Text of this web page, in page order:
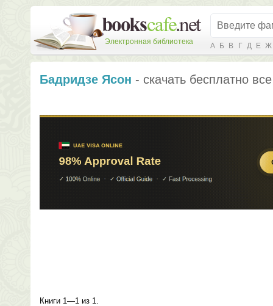
Электронная библиотека А Б В Г Д Е Ж
Бадридзе Ясон - скачать бесплатно
Книги 1—1 из 1.